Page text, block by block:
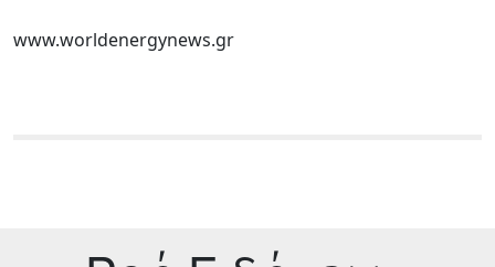
www.worldenergynews.gr